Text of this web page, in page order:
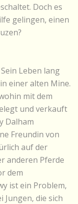
Doch es
gelingen, einen
Leben lang
einer alten Mine.
mit dem
und verkauft
Dalham
Freundin von
auf der
anderen Pferde
dem
ist ein Problem,
Jungen, die sich